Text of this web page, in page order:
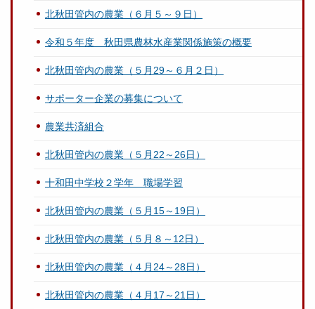
北秋田管内の農業（６月５～９日）
令和５年度 秋田県農林水産業関係施策の概要
北秋田管内の農業（５月29～６月２日）
サポーター企業の募集について
農業共済組合
北秋田管内の農業（５月22～26日）
十和田中学校２学年 職場学習
北秋田管内の農業（５月15～19日）
北秋田管内の農業（５月８～12日）
北秋田管内の農業（４月24～28日）
北秋田管内の農業（４月17～21日）